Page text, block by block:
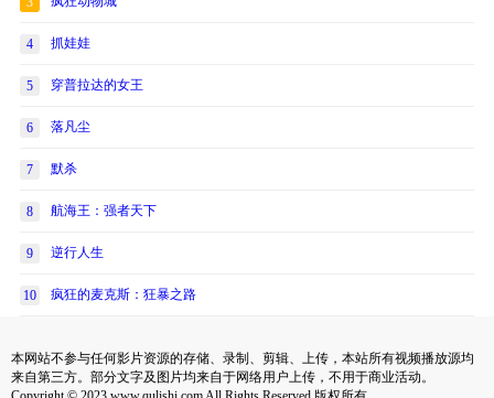
4 抓娃娃
5 穿普拉达的女王
6 落凡尘
7 默杀
8 航海王：强者天下
9 逆行人生
10 疯狂的麦克斯：狂暴之路
本网站不参与任何影片资源的存储、录制、剪辑、上传，本站所有视频播放源均
来自第三方。部分文字及图片均来自于网络用户上传，不用于商业活动。